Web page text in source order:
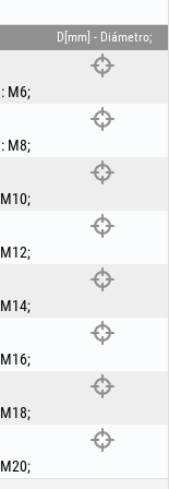
D[mm] - Diámetro;
: M6;
: M8;
M10;
M12;
M14;
M16;
M18;
M20;